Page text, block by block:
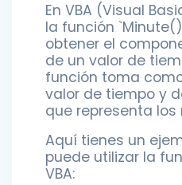
En VBA (Visual
la función
obtener el
de un valor de
función toma
valor de tiempo y
que representa los
Aquí tienes un
puede utilizar la
VBA: